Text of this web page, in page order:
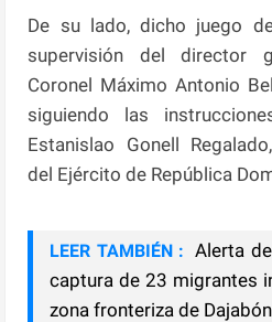
De su lado, dicho juego
supervisión del director
Coronel Máximo Antonio
siguiendo las
Estanislao Gonell
del Ejército de República
LEER TAMBIÉN : Alerta
captura de 23 migrantes
zona fronteriza de Dajabón